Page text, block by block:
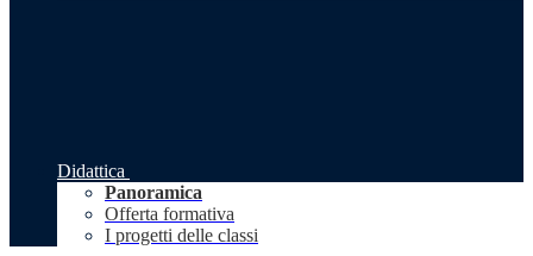
Didattica
Panoramica
Offerta formativa
I progetti delle classi